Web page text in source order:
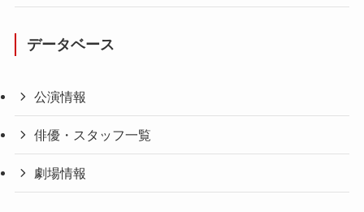
データベース
公演情報
俳優・スタッフ一覧
劇場情報